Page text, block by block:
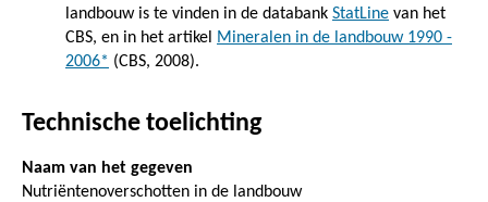
landbouw is te vinden in de databank StatLine van het
CBS, en in het artikel
Mineralen in de landbouw 1990 -
2006* (CBS, 2008).
Technische toelichting
Naam van het gegeven
Nutriëntenoverschotten in de landbouw